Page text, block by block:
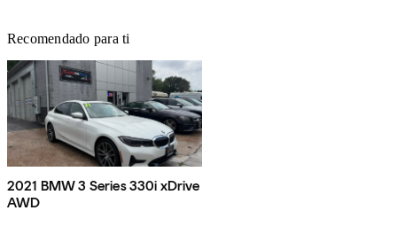
Recomendado para ti
2021 BMW 3 Series 330i xDrive
AWD